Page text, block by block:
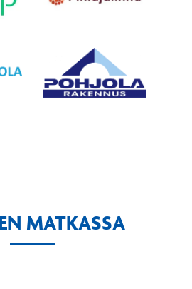
MATKASSA